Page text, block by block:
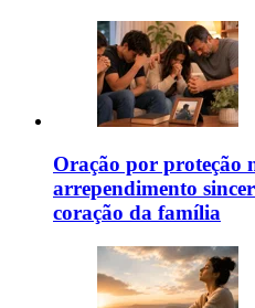
Oração por proteção
arrependimento
coração da família